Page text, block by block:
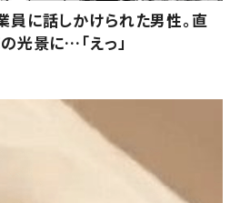
に話しかけられた男性。直
光景に…「えっ」